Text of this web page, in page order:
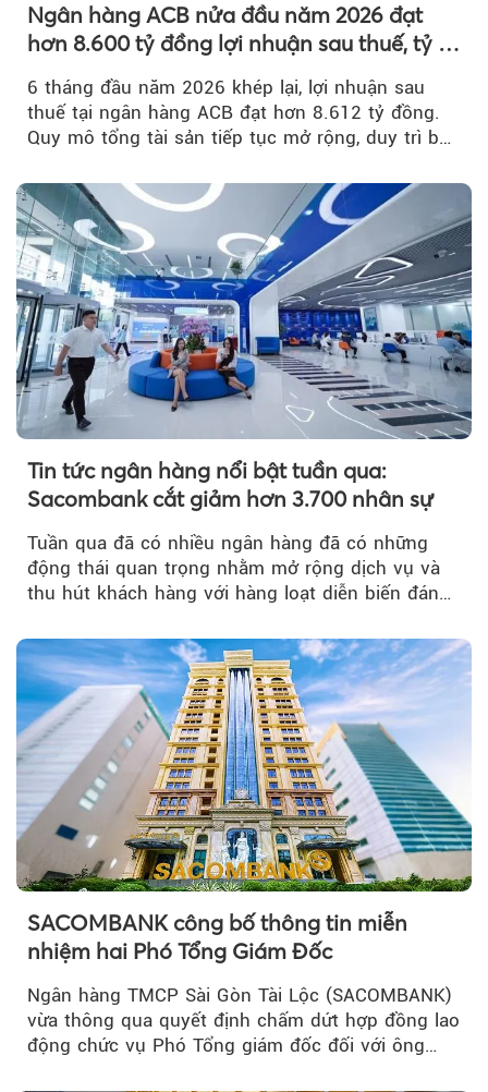
Ngân hàng ACB nửa đầu năm 2026 đạt
hơn 8.600 tỷ đồng lợi nhuận sau thuế, tỷ lệ
nợ xấu thấp nhất ngành
6 tháng đầu năm 2026 khép lại, lợi nhuận sau
thuế tại ngân hàng ACB đạt hơn 8.612 tỷ đồng.
Quy mô tổng tài sản tiếp tục mở rộng, duy trì bộ
Tin tức ngân hàng nổi bật tuần qua:
Sacombank cắt giảm hơn 3.700 nhân sự
Tuần qua đã có nhiều ngân hàng đã có những
động thái quan trọng nhằm mở rộng dịch vụ và
thu hút khách hàng với hàng loạt diễn biến đáng
SACOMBANK công bố thông tin miễn
nhiệm hai Phó Tổng Giám Đốc
Ngân hàng TMCP Sài Gòn Tài Lộc (SACOMBANK)
vừa thông qua quyết định chấm dứt hợp đồng lao
động chức vụ Phó Tổng giám đốc đối với ông